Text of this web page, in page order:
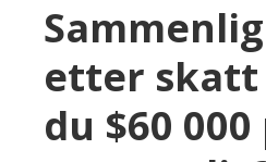
etter skatt
du $60